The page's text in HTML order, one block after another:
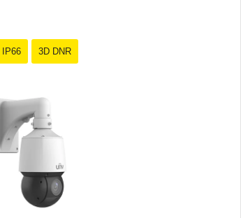
IP66 3D DNR